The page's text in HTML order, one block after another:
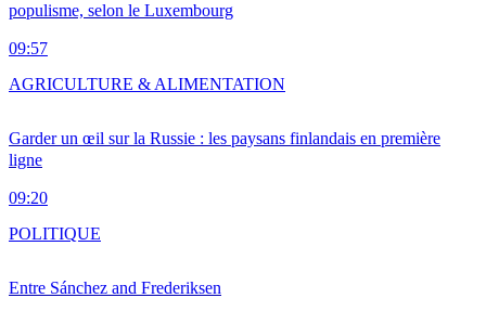
populisme, selon le Luxembourg
09:57
Garder un œil sur la Russie : les paysans finlandais en première
ligne
09:20
AGRICULTURE & ALIMENTATION
Entre Sánchez and Frederiksen
POLITIQUE